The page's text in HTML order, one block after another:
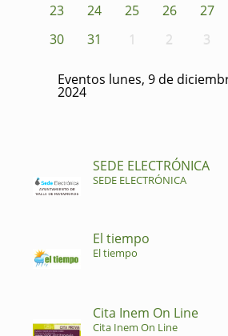
23
24 25 26 27
30
31 1 2 3
Eventos lunes, 9 de
2024
SEDE ELECTRÓNICA
SEDE ELECTRÓNICA
El tiempo
El tiempo
Cita Inem On Line
Cita Inem On Line